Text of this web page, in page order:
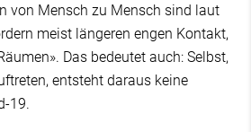
von Mensch zu Mensch sind laut
meist längeren engen Kontakt,
Das bedeutet auch: Selbst,
entsteht daraus keine
19.